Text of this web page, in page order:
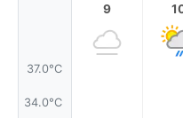
37.0°C
34.0°C
9